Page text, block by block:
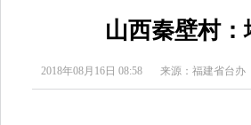
山西秦壁村
2018年08月16日 08:58 来源：福建省台办